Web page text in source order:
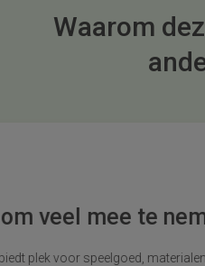
Waarom
Ruimte om veel
De ruime bak biedt plek voor